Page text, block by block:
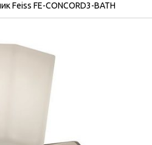
Feiss FE-CONCORD3-BATH